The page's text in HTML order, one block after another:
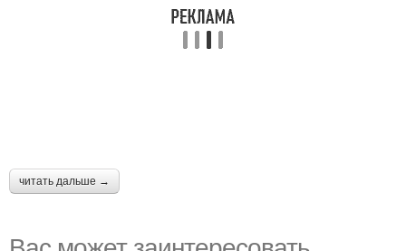
читать дальше →